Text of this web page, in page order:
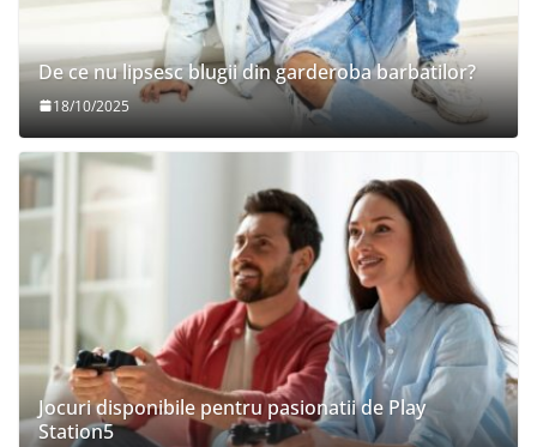
De ce nu lipsesc blugii din garderoba barbatilor?
18/10/2025
Jocuri disponibile pentru pasionatii de Play
Station5